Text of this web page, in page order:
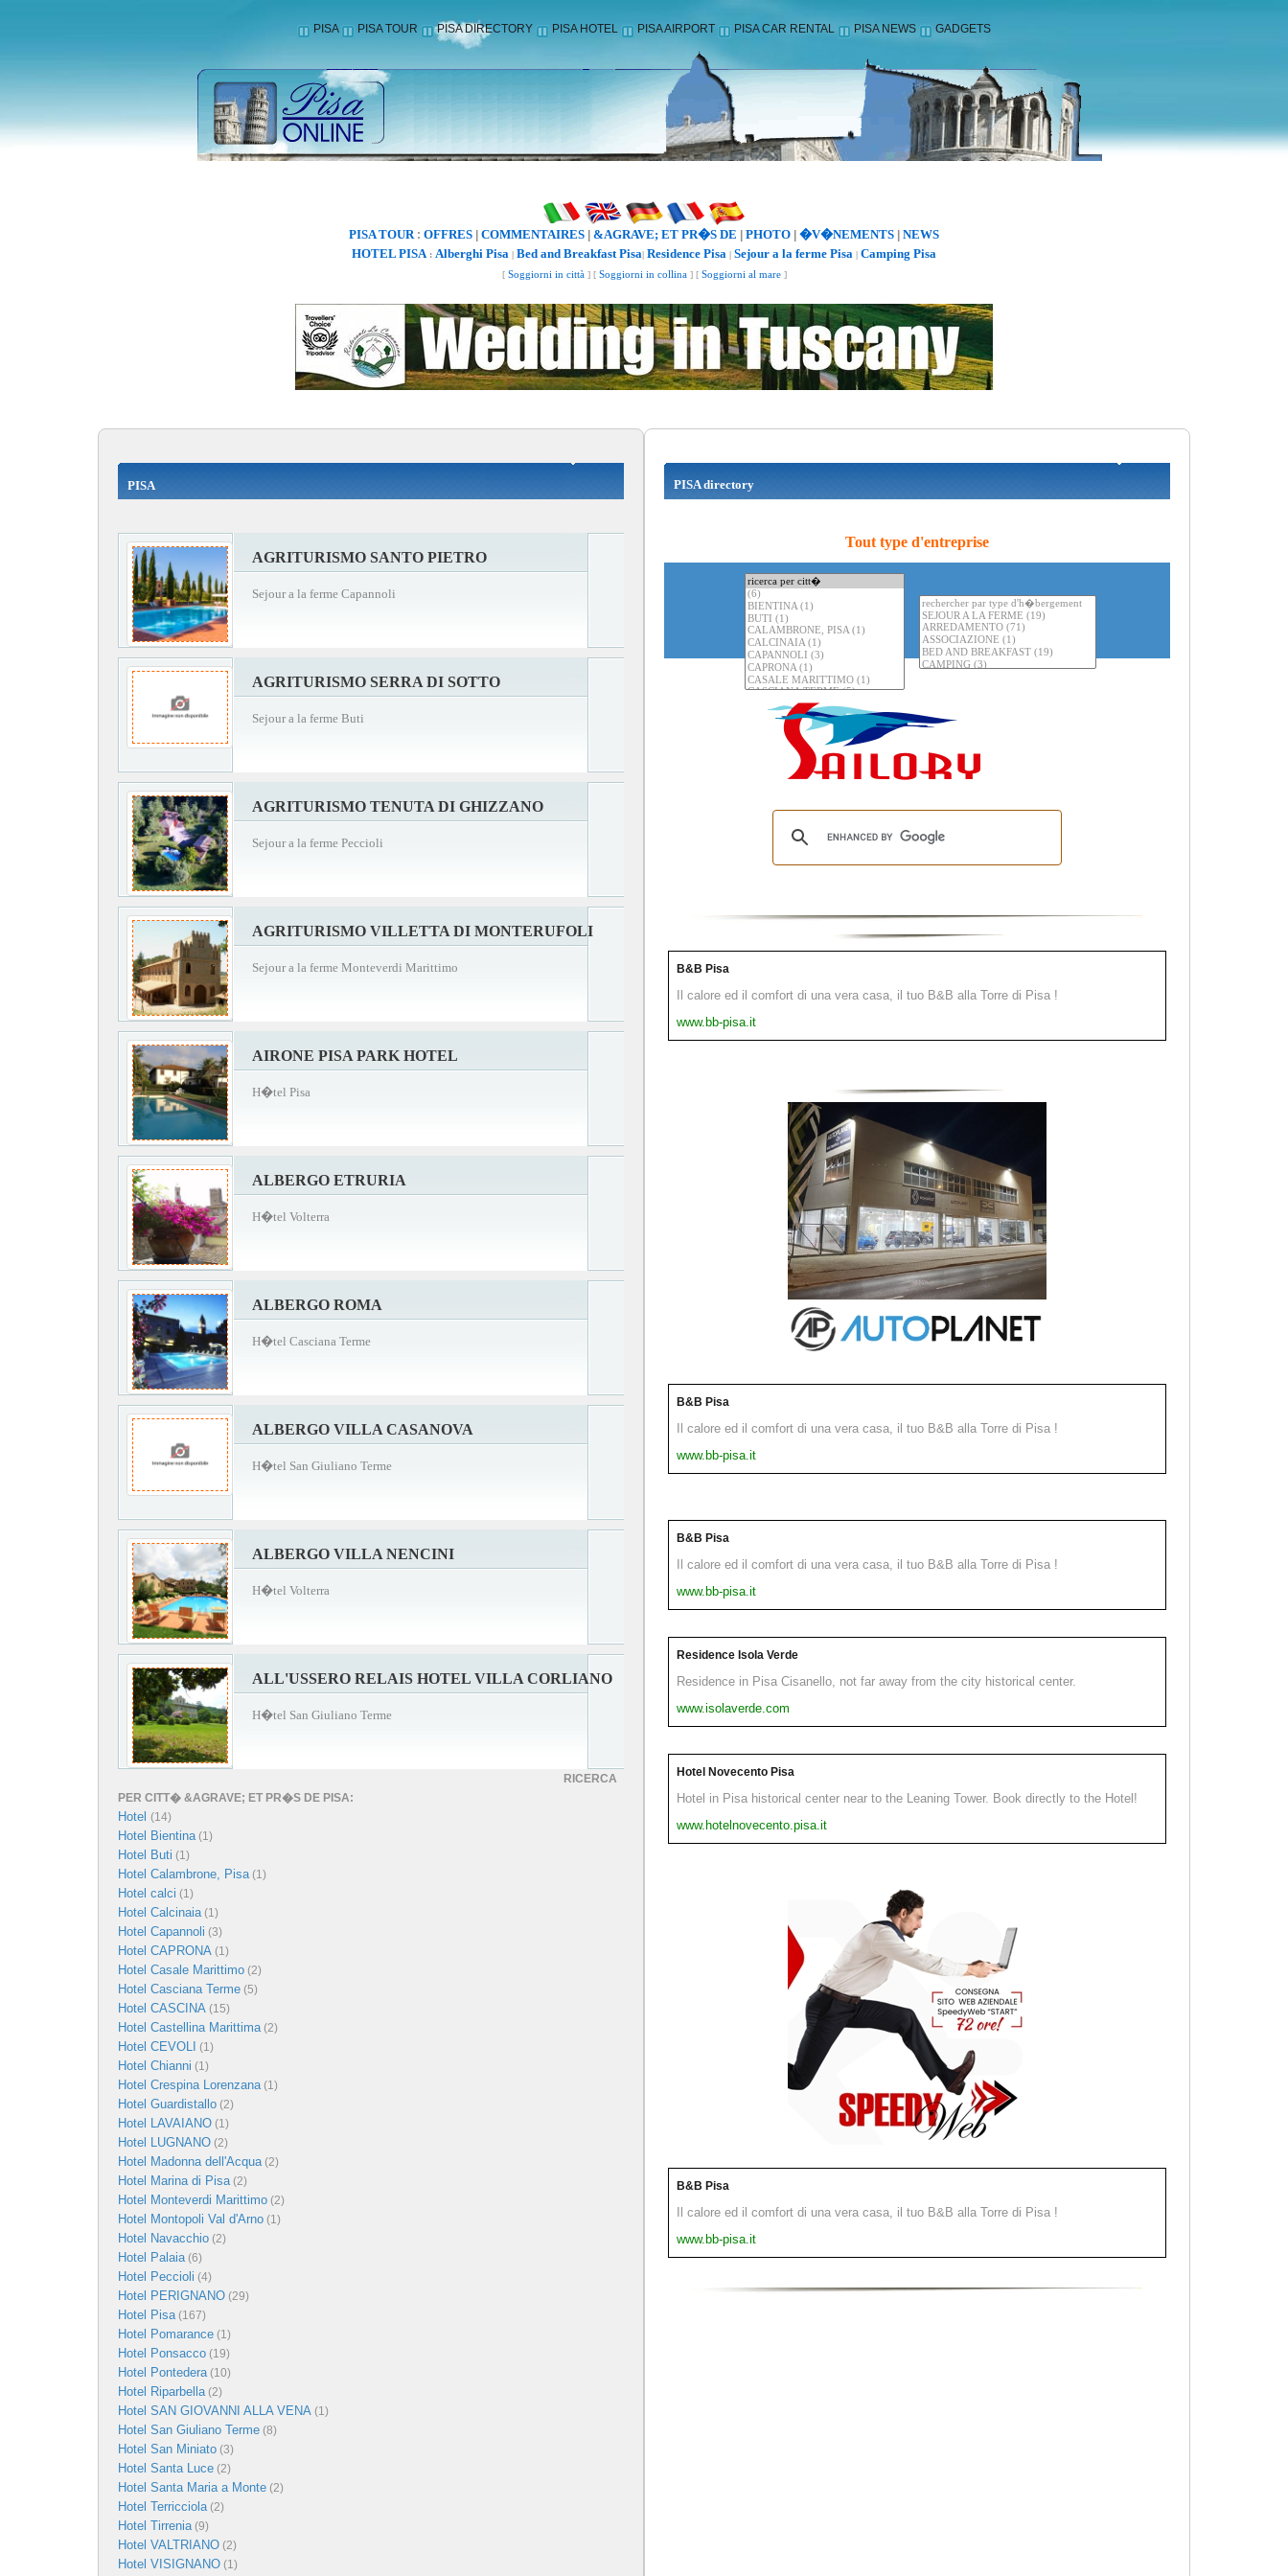
PISA PISA TOUR PISA DIRECTORY PISA HOTEL PISA AIRPORT PISA CAR RENTAL PISA NEWS GADGETS
PISA TOUR: OFFRES COMMENTAIRES &AGRAVE; ET PR�S DE PHOTO �V�NEMENTS NEWS
HOTEL PISA : Alberghi Pisa | Bed and Breakfast Pisa| Residence Pisa | Sejour a la ferme Pisa | Camping Pisa
[ Soggiorni in città] [ Soggiorni in collina] [ Soggiorni al mare]
PISA
AGRITURISMO SANTO PIETRO
Sejour a la ferme Capannoli
AGRITURISMO SERRA DI SOTTO
Sejour a la ferme Buti
AGRITURISMO TENUTA DI GHIZZANO
Sejour a la ferme Peccioli
AGRITURISMO VILLETTA DI MONTERUFOLI
Sejour a la ferme Monteverdi Marittimo
AIRONE PISA PARK HOTEL
H�tel Pisa
ALBERGO ETRURIA
H�tel Volterra
ALBERGO ROMA
H�tel Casciana Terme
ALBERGO VILLA CASANOVA
H�tel San Giuliano Terme
ALBERGO VILLA NENCINI
H�tel Volterra
ALL'USSERO RELAIS HOTEL VILLA CORLIANO
H�tel San Giuliano Terme
RICERCA
PER CITT� &AGRAVE; ET PR�S DE PISA:
Hotel (14)
Hotel Bientina(1)
Hotel Buti (1)
Hotel Calambrone, Pisa(1)
Hotel calci (1)
Hotel Calcinaia(1)
Hotel Capannoli (3)
Hotel CAPRONA (1)
Hotel Casale Marittimo (2)
Hotel Casciana Terme (5)
Hotel CASCINA (15)
Hotel Castellina Marittima(2)
Hotel CEVOLI (1)
Hotel Chianni (1)
Hotel Crespina Lorenzana(1)
Hotel Guardistallo (2)
Hotel LAVAIANO (1)
Hotel LUGNANO (2)
Hotel Madonna dell'Acqua(2)
Hotel Marina di Pisa(2)
Hotel Monteverdi Marittimo (2)
Hotel Montopoli Val d'Arno (1)
Hotel Navacchio (2)
Hotel Palaia(6)
Hotel Peccioli (4)
Hotel PERIGNANO (29)
Hotel Pisa(167)
Hotel Pomarance (1)
Hotel Ponsacco (19)
Hotel Pontedera(10)
Hotel Riparbella(2)
Hotel SAN GIOVANNI ALLA VENA (1)
Hotel San Giuliano Terme (8)
Hotel San Miniato (3)
Hotel Santa Luce (2)
Hotel Santa Maria a Monte (2)
Hotel Terricciola(2)
Hotel Tirrenia(9)
Hotel VALTRIANO (2)
Hotel VISIGNANO (1)
PISA directory
Tout type d'entreprise
B&B Pisa
Il calore ed il comfort di una vera casa, il tuo B&B alla Torre di Pisa !
www.bb-pisa.it
B&B Pisa
Il calore ed il comfort di una vera casa, il tuo B&B alla Torre di Pisa !
www.bb-pisa.it
B&B Pisa
Il calore ed il comfort di una vera casa, il tuo B&B alla Torre di Pisa !
www.bb-pisa.it
Residence Isola Verde
Residence in Pisa Cisanello, not far away from the city historical center.
www.isolaverde.com
Hotel Novecento Pisa
Hotel in Pisa historical center near to the Leaning Tower. Book directly to the Hotel!
www.hotelnovecento.pisa.it
B&B Pisa
Il calore ed il comfort di una vera casa, il tuo B&B alla Torre di Pisa !
www.bb-pisa.it